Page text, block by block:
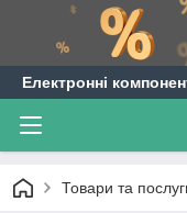
Електронні
Товари та